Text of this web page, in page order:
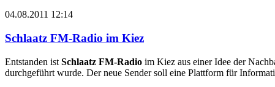
04.08.2011 12:14
Schlaatz FM-Radio im Kiez
Entstanden ist Schlaatz FM-Radio im Kiez aus einer Idee der
durchgeführt wurde. Der neue Sender soll eine Plattform für